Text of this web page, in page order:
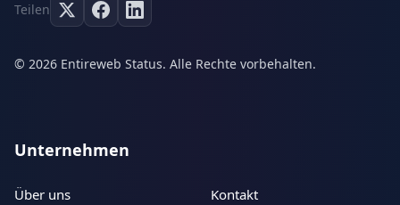
Teilen
© 2026 Entireweb Status. Alle Rechte vorbehalten.
Unternehmen
Über uns Kontakt